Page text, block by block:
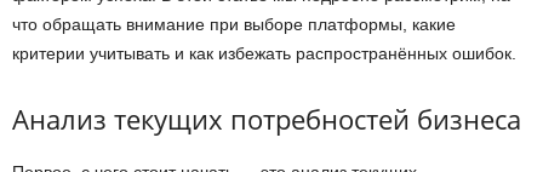
что обращать внимание при выборе платформы, какие
критерии учитывать и как избежать распространённых ошибок.
Анализ текущих потребностей бизнеса